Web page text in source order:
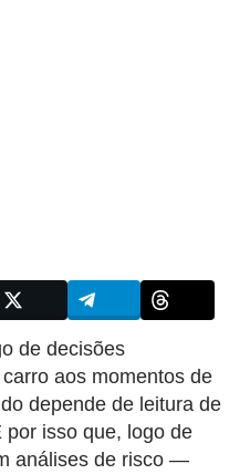
de decisões
aos momentos de
depende de leitura de
isso que, logo de
análises de risco —